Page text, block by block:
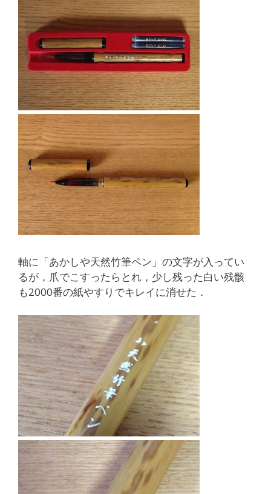
軸に「あかしや天然竹筆ペン」の文字が入ってい
るが，爪でこすったらとれ，少し残った白い残骸
も2000番の紙やすりでキレイに消せた．